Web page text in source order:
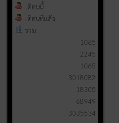
เดือนนี้
เดือนที่แล้ว
รวม
1065
2245
1065
3018082
18305
68949
3035534